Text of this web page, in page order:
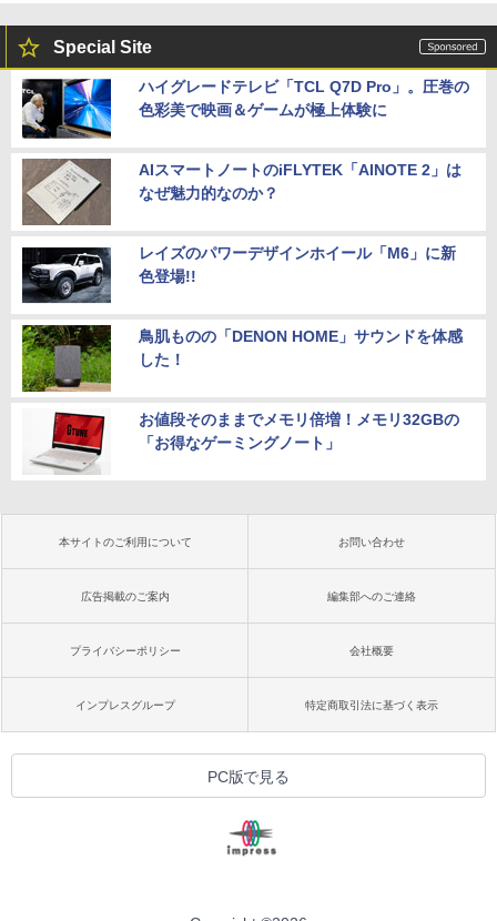
Special Site
ハイグレードテレビ「TCL Q7D Pro」。圧巻の
色彩美で映画＆ゲームが極上体験に
AIスマートノートのiFLYTEK「AINOTE 2」は
なぜ魅力的なのか？
レイズのパワーデザインホイール「M6」に新
色登場!!
鳥肌ものの「DENON HOME」サウンドを体感
した！
お値段そのままでメモリ倍増！メモリ32GBの
「お得なゲーミングノート」
本サイトのご利用について お問い合わせ
広告掲載のご案内 編集部へのご連絡
プライバシーポリシー 会社概要
インプレスグループ 特定商取引法に基づく表示
PC版で見る